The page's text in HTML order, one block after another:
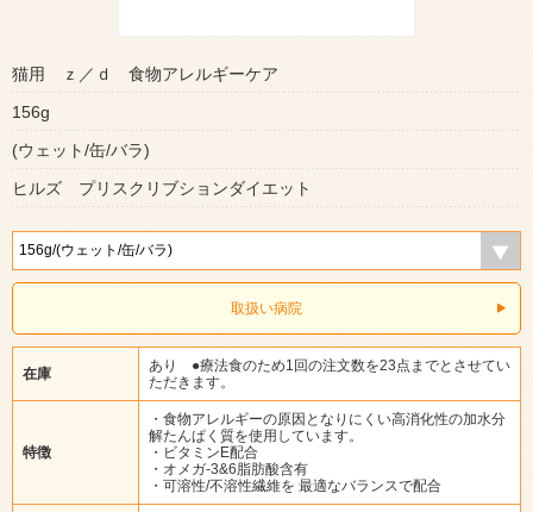
猫用 ｚ／ｄ 食物アレルギーケア
156g
(ウェット/缶/バラ)
ヒルズ プリスクリブションダイエット
取扱い病院
在庫
あり ●療法食のため1回の注文数を23点までとさせてい
ただきます。
特徴
・食物アレルギーの原因となりにくい高消化性の加水分
解たんぱく質を使用しています。
・ビタミンE配合
・オメガ-3&6脂肪酸含有
・可溶性/不溶性繊維を 最適なバランスで配合